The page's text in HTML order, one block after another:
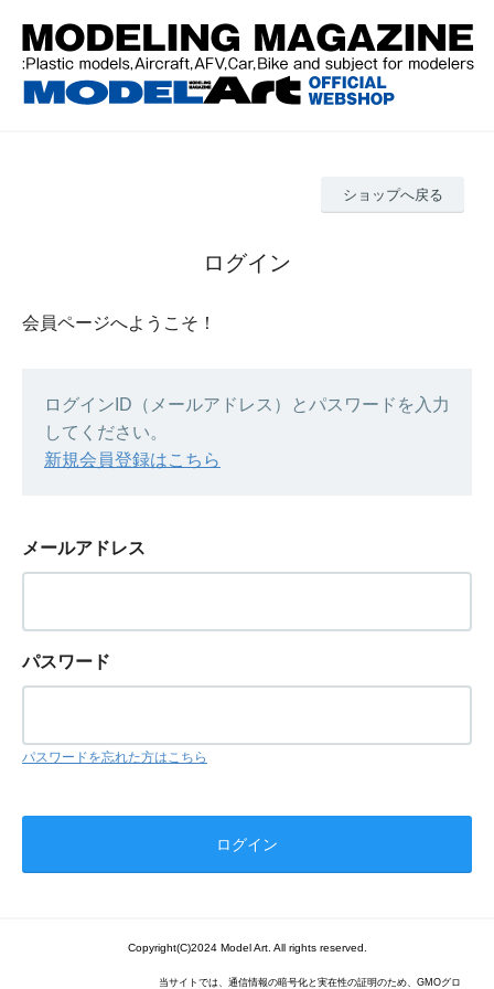
ショップへ戻る
ログイン
会員ページへようこそ！
ログインID（メールアドレス）とパスワードを入力
してください。
新規会員登録はこちら
メールアドレス
パスワード
パスワードを忘れた方はこちら
Copyright(C)2024 Model Art. All rights reserved.
当サイトでは、通信情報の暗号化と実在性の証明のため、GMOグロ